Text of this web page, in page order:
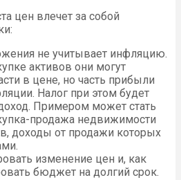
цен влечет за собой
не учитывает инфляцию.
активов они могут
в цене, но часть прибыли
Налог при этом будет
Примером может стать
продажа недвижимости
доходы от продажи которых
изменение цен и, как
бюджет на долгий срок.